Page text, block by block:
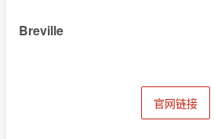
Breville
官网链接